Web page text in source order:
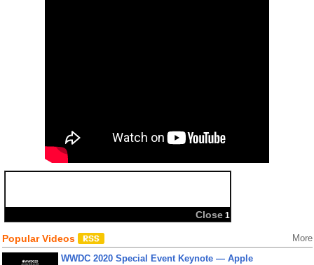
Close 1
Share:
Popular Videos More
WWDC 2020 Special Event Keynote — Apple